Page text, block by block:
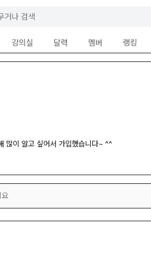
강의실 달력 멤버 랭킹
많이 알고 싶어서 가입했습니다~ ^^
요